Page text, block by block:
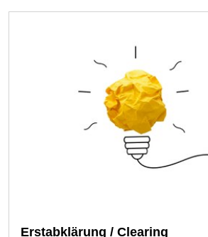
Erstabklärung / Clearing